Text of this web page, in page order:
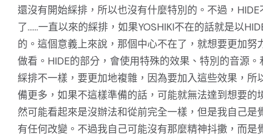
還沒有開始綵排，所以也沒有什麼特別的。不過，HIDE
了……一直以來的綵排，如果YOSHIKI不在的話就是以
的。這個意義上來說，那個中心不在了，就想要更加努
做看。HIDE的部分，會使用特殊的效果、特別的音源。
綵排不一樣，要更加地複雜，因為要加入這些效果，所
備更多，如果不這樣準備的話，可能就無法達到想要的
然可能看起來是沒辦法和從前完全一樣，但是我自己是
有任何改變。不過我自己可能沒有那麼精神抖擻，而是